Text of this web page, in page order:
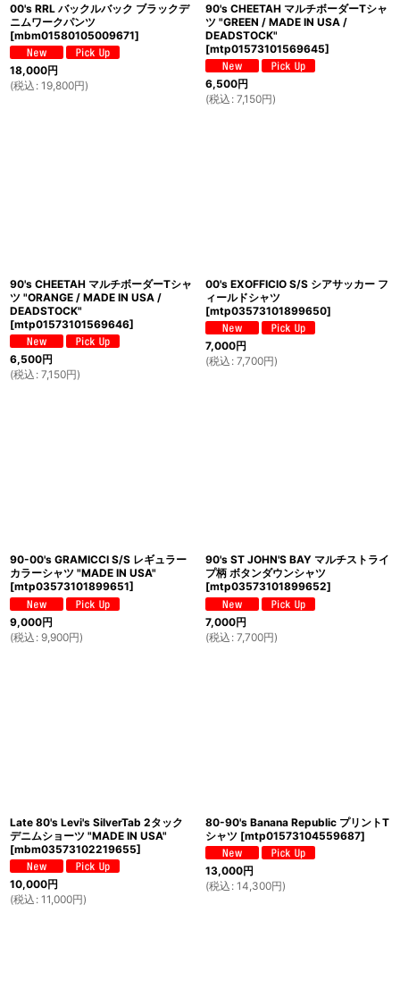
00's RRL バックルバック ブラックデ
ニムワークパンツ
[mbm01580105009671]
18,000円
(税込 : 19,800円)
90's CHEETAH マルチボーダーTシャ
ツ "GREEN / MADE IN USA /
DEADSTOCK"
[mtp01573101569645]
6,500円
(税込 : 7,150円)
90's CHEETAH マルチボーダーTシャ
ツ "ORANGE / MADE IN USA /
DEADSTOCK"
[mtp01573101569646]
6,500円
(税込 : 7,150円)
00's EXOFFICIO S/S シアサッカー フ
ィールドシャツ
[mtp03573101899650]
7,000円
(税込 : 7,700円)
90-00's GRAMICCI S/S レギュラー
カラーシャツ "MADE IN USA"
[mtp03573101899651]
9,000円
(税込 : 9,900円)
90's ST JOHN'S BAY マルチストライ
プ柄 ボタンダウンシャツ
[mtp03573101899652]
7,000円
(税込 : 7,700円)
Late 80's Levi's SilverTab 2タック
デニムショーツ "MADE IN USA"
[mbm03573102219655]
10,000円
(税込 : 11,000円)
80-90's Banana Republic プリントT
シャツ [mtp01573104559687]
13,000円
(税込 : 14,300円)